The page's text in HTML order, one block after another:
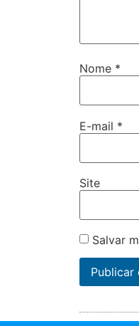
Nome *
E-mail *
Site
Salvar